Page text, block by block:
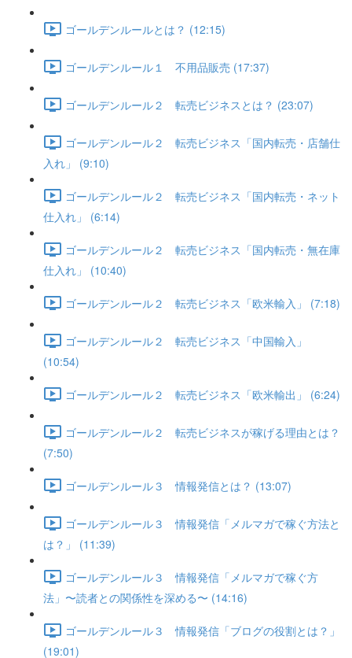
ゴールデンルールとは？ (12:15)
ゴールデンルール１ 不用品販売 (17:37)
ゴールデンルール２ 転売ビジネスとは？ (23:07)
ゴールデンルール２ 転売ビジネス「国内転売・店舗仕
入れ」 (9:10)
ゴールデンルール２ 転売ビジネス「国内転売・ネット
仕入れ」 (6:14)
ゴールデンルール２ 転売ビジネス「国内転売・無在庫
仕入れ」 (10:40)
ゴールデンルール２ 転売ビジネス「欧米輸入」 (7:18)
ゴールデンルール２ 転売ビジネス「中国輸入」
(10:54)
ゴールデンルール２ 転売ビジネス「欧米輸出」 (6:24)
ゴールデンルール２ 転売ビジネスが稼げる理由とは？
(7:50)
ゴールデンルール３ 情報発信とは？ (13:07)
ゴールデンルール３ 情報発信「メルマガで稼ぐ方法と
は？」 (11:39)
ゴールデンルール３ 情報発信「メルマガで稼ぐ方
法」〜読者との関係性を深める〜 (14:16)
ゴールデンルール３ 情報発信「ブログの役割とは？」
(19:01)